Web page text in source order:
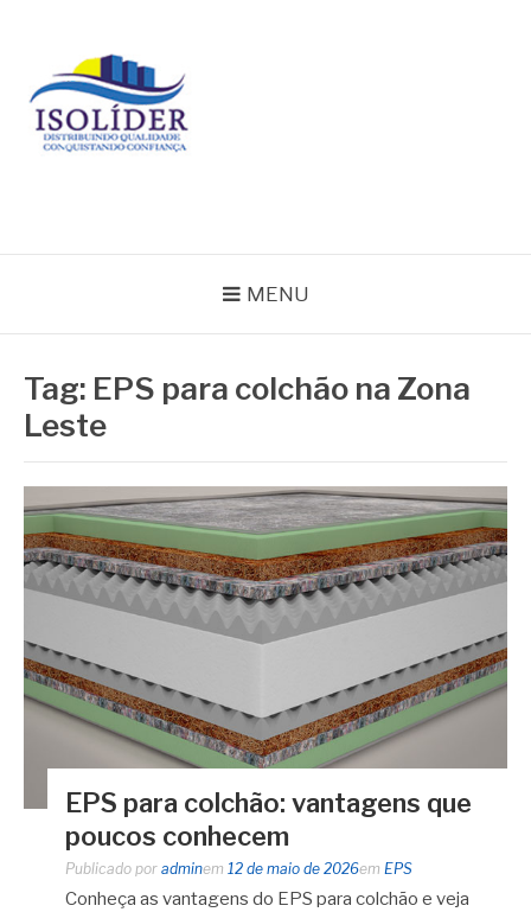
conteúdo
MENU
Tag: EPS para colchão na Zona
Leste
EPS para colchão: vantagens que
poucos conhecem
Publicado por adminem 12 de maio de 2026em EPS
Conheça as vantagens do EPS para colchão e veja